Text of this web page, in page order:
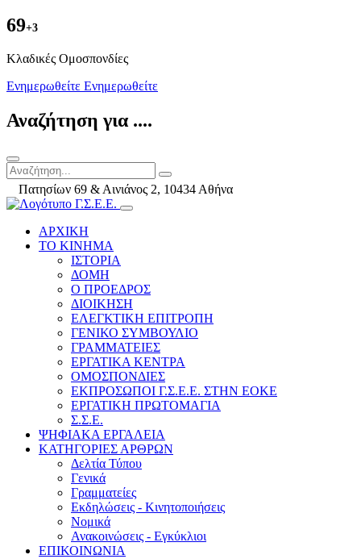
69+3
Kλαδικές Ομοσπονδίες
Ενημερωθείτε Ενημερωθείτε
Αναζήτηση για ....
Πατησίων 69 & Αινιάνος 2, 10434 Αθήνα
ΑΡΧΙΚΗ
ΤΟ ΚΙΝΗΜΑ
ΙΣΤΟΡΙΑ
ΔΟΜΗ
Ο ΠΡΟΕΔΡΟΣ
ΔΙΟΙΚΗΣΗ
ΕΛΕΓΚΤΙΚΗ ΕΠΙΤΡΟΠΗ
ΓΕΝΙΚΟ ΣΥΜΒΟΥΛΙΟ
ΓΡΑΜΜΑΤΕΙΕΣ
ΕΡΓΑΤΙΚΑ ΚΕΝΤΡΑ
ΟΜΟΣΠΟΝΔΙΕΣ
ΕΚΠΡΟΣΩΠΟΙ Γ.Σ.Ε.Ε. ΣΤΗΝ ΕΟΚΕ
ΕΡΓΑΤΙΚΗ ΠΡΩΤΟΜΑΓΙΑ
Σ.Σ.Ε.
ΨΗΦΙΑΚΑ ΕΡΓΑΛΕΙΑ
ΚΑΤΗΓΟΡΙΕΣ ΑΡΘΡΩΝ
Δελτία Τύπου
Γενικά
Γραμματείες
Εκδηλώσεις - Κινητοποιήσεις
Νομικά
Ανακοινώσεις - Εγκύκλιοι
ΕΠΙΚΟΙΝΩΝΙΑ